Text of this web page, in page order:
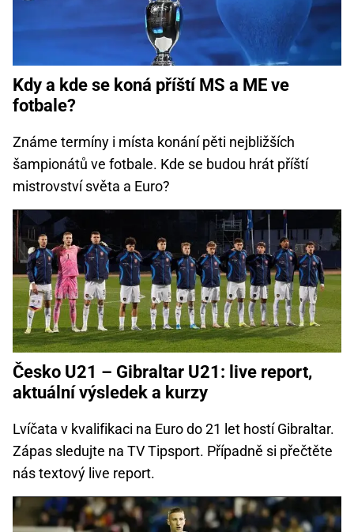
Kdy a kde se koná příští MS a ME ve
fotbale?
Známe termíny i místa konání pěti nejbližších
šampionátů ve fotbale. Kde se budou hrát příští
mistrovství světa a Euro?
Česko U21 – Gibraltar U21: live report,
aktuální výsledek a kurzy
Lvíčata v kvalifikaci na Euro do 21 let hostí Gibraltar.
Zápas sledujte na TV Tipsport. Případně si přečtěte
nás textový live report.